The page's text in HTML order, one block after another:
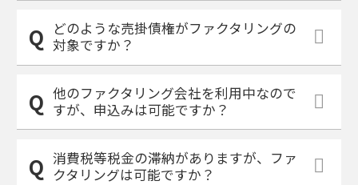
どのような売掛債権がファクタリングの
対象ですか？
他のファクタリング会社を利用中なので
すが、申込みは可能ですか？
消費税等税金の滞納がありますが、ファ
クタリングは可能ですか？